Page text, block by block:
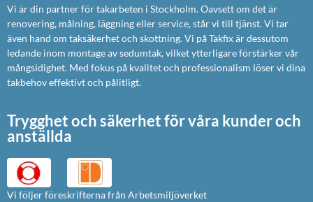
Vi är din partner för takarbeten i Stockholm. Oavsett om det är
renovering, målning, läggning eller service, står vi till tjänst. Vi tar
även hand om taksäkerhet och skottning. Vi på Takfix är dessutom
ledande inom montage av sedumtak, vilket ytterligare förstärker vår
mångsidighet. Med fokus på kvalitet och professionalism löser vi dina
takbehov effektivt och pålitligt.
Trygghet och säkerhet för våra kunder och
anställda
Vi följer föreskrifterna från Arbetsmiljöverket